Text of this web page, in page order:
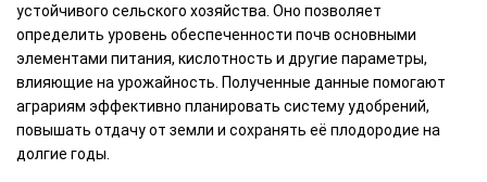
устойчивого сельского хозяйства. Оно позволяет
определить уровень обеспеченности почв основными
элементами питания, кислотность и другие параметры,
влияющие на урожайность. Полученные данные помогают
аграриям эффективно планировать систему удобрений,
повышать отдачу от земли и сохранять её плодородие на
долгие годы.